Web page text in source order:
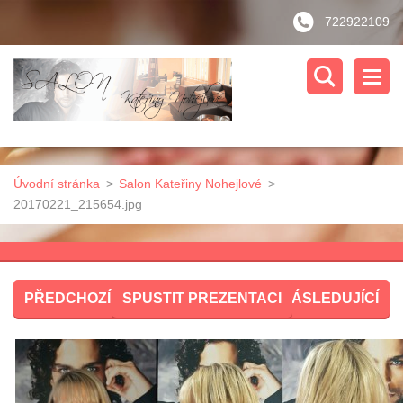
722922109
Úvodní stránka > Salon Kateřiny Nohejlové >
20170221_215654.jpg
PŘEDCHOZÍ SPUSTIT PREZENTACI NÁSLEDUJÍCÍ